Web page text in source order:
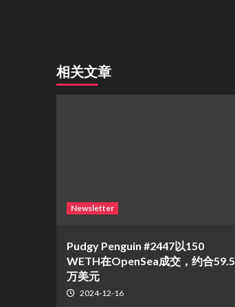
相关文章
Newsletter
Pudgy Penguin #2447以150
WETH在OpenSea成交，约合59.5
万美元
2024-12-16